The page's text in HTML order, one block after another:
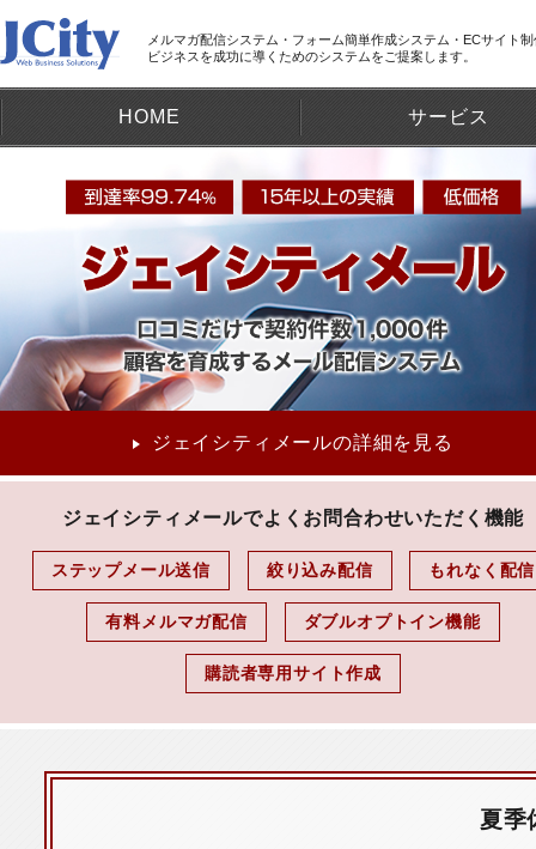
メルマガ配信システム・フォーム簡単作成システム・ECサイト
ビジネスを成功に導くためのシステムをご提案します。
HOME サービス
集客するためのメール配信システ
運用コストを抑える遠隔操作シス
ジェイシティメールの詳細を見る
ジェイシティメールでよくお問合わせいただく機能
ステップメール送信 絞り込み配信 もれなく配信
有料メルマガ配信 ダブルオプトイン機能
購読者専用サイト作成
夏季